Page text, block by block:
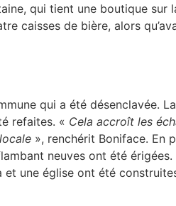
qui tient une boutique sur
caisses de bière, alors
qui a été désenclavée.
refaites. « Cela accroît les
», renchérit Boniface. En
neuves ont été érigées.
et une église ont été